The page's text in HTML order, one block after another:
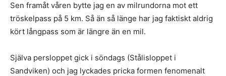
Sen framåt våren bytte jag en av milrundorna mot ett
tröskelpass på 5 km. Så än så länge har jag faktiskt aldrig
kört långpass som är längre än en mil.
Själva persloppet gick i söndags (Stålisloppet i
Sandviken) och jag lyckades pricka formen fenomenalt